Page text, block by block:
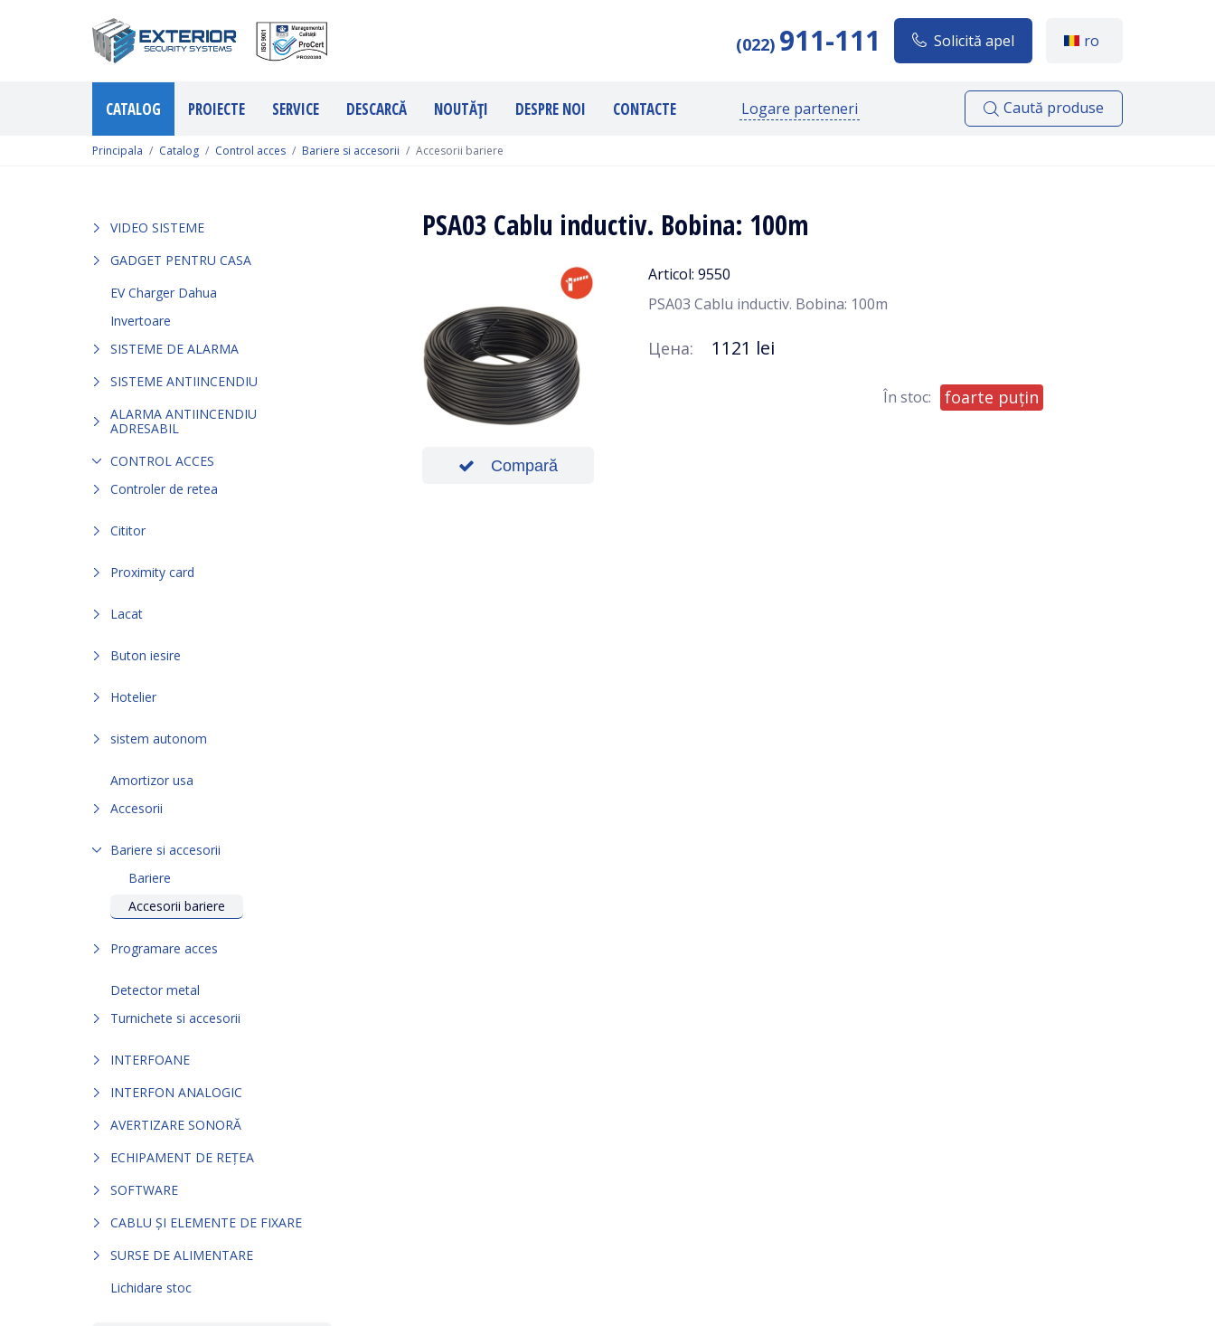
(022) 911-111 Solicită apel ro
CATALOG PROIECTE SERVICE DESCARCĂ NOUTĂȚI DESPRE NOI CONTACTE Logare parteneri Caută produse
Principala Catalog Control acces Bariere si accesorii Accesorii bariere
VIDEO SISTEME
GADGET PENTRU CASA
EV Charger Dahua
Invertoare
SISTEME DE ALARMA
SISTEME ANTIINCENDIU
ALARMA ANTIINCENDIU
ADRESABIL
CONTROL ACCES
Controler de retea
Cititor
Proximity card
Lacat
Buton iesire
Hotelier
sistem autonom
Amortizor usa
Accesorii
Bariere si accesorii
Bariere
Accesorii bariere
Programare acces
Detector metal
Turnichete si accesorii
INTERFOANE
INTERFON ANALOGIC
AVERTIZARE SONORĂ
ECHIPAMENT DE REȚEA
SOFTWARE
CABLU ȘI ELEMENTE DE FIXARE
SURSE DE ALIMENTARE
Lichidare stoc
PSA03 Cablu inductiv. Bobina: 100m
Compară
Articol: 9550
PSA03 Cablu inductiv. Bobina: 100m
Цена: 1121 lei
În stoc: foarte puțin